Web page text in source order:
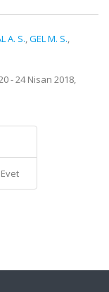
A. S.,GEL M. S.,
- 24 Nisan 2018,
Evet